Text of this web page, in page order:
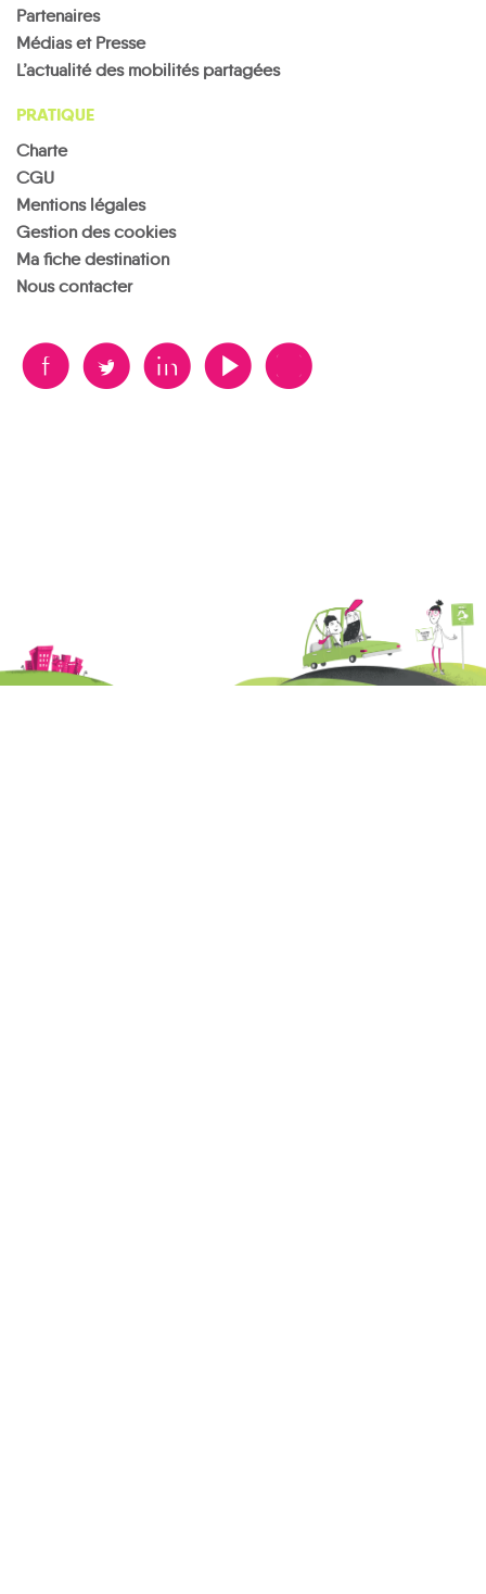
Partenaires
Médias et Presse
L’actualité des mobilités partagées
PRATIQUE
Charte
CGU
Mentions légales
Gestion des cookies
Ma fiche destination
Nous contacter
B A D F V